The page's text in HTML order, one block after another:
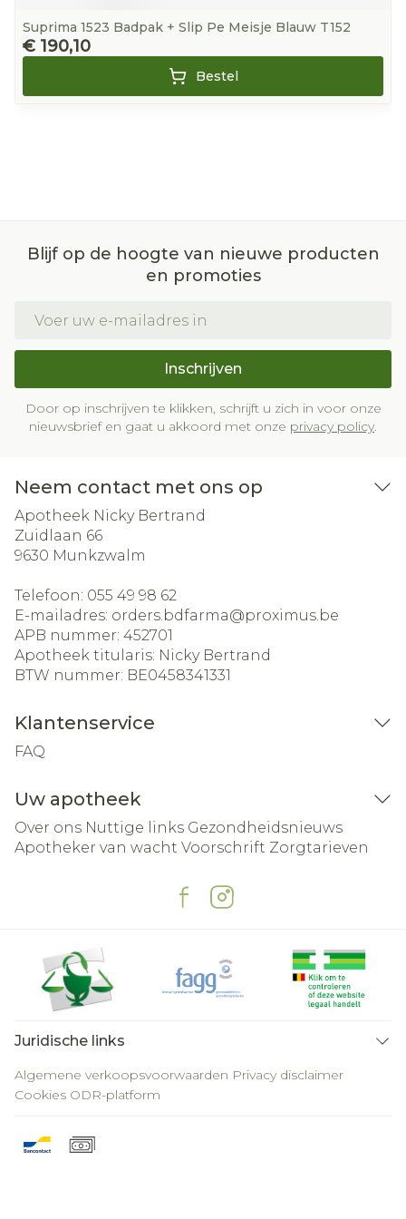
Suprima 1523 Badpak + Slip Pe Meisje Blauw T152
€ 190,10
Bestel
Blijf op de hoogte van nieuwe producten
en promoties
Inschrijven
Door op inschrijven te klikken, schrijft u zich in voor onze
nieuwsbrief en gaat u akkoord met onze privacy policy.
Neem contact met ons op
Apotheek Nicky Bertrand
Zuidlaan 66
9630 Munkzwalm
Telefoon: 055 49 98 62
E-mailadres: orders.bdfarma@proximus.be
APB nummer: 452701
Apotheek titularis: Nicky Bertrand
BTW nummer: BE0458341331
Klantenservice
FAQ
Uw apotheek
Over ons Nuttige links Gezondheidsnieuws
Apotheker van wacht Voorschrift Zorgtarieven
Juridische links
Algemene verkoopsvoorwaarden Privacy disclaimer
Cookies ODR-platform